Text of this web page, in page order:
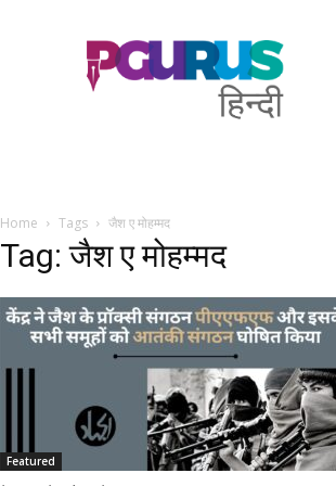
PGurus
Hindi
Home Tags जैश ए मोहम्मद
Tag: जैश ए मोहम्मद
Featured